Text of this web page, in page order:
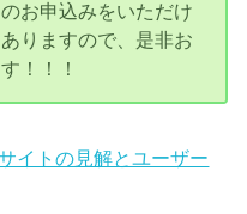
お申込みをいただけ
りますので、是非お
！！！
イトの見解とユーザー